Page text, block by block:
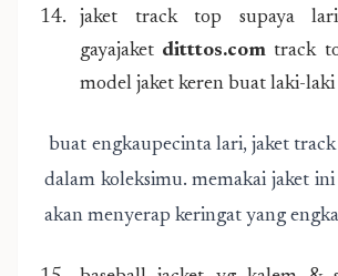
jaket track top supaya
gayajaket ditttos.com track
model jaket keren buat laki-laki
buat engkaupecinta lari, jaket
dalam koleksimu. memakai jaket
akan menyerap keringat yang